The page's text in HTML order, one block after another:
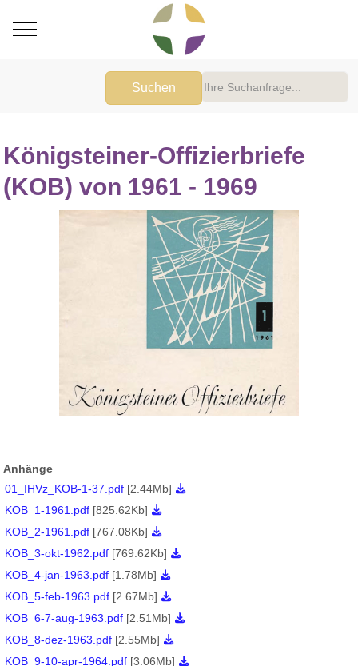
Mobile Menu Toggle
Suchen
Königsteiner-Offizierbriefe
(KOB) von 1961 - 1969
Anhänge
01_IHVz_KOB-1-37.pdf [2.44Mb]
KOB_1-1961.pdf [825.62Kb]
KOB_2-1961.pdf [767.08Kb]
KOB_3-okt-1962.pdf [769.62Kb]
KOB_4-jan-1963.pdf [1.78Mb]
KOB_5-feb-1963.pdf [2.67Mb]
KOB_6-7-aug-1963.pdf [2.51Mb]
KOB_8-dez-1963.pdf [2.55Mb]
KOB_9-10-apr-1964.pdf [3.06Mb]